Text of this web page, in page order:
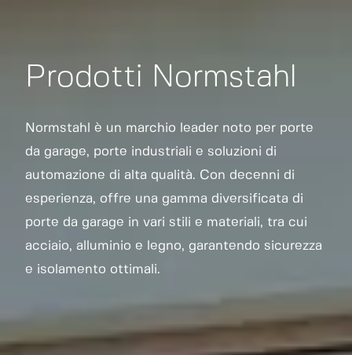
Prodotti Normstahl
Normstahl è un marchio leader noto per porte
da garage, porte industriali e soluzioni di
automazione di alta qualità. Con decenni di
esperienza, offre una gamma diversificata di
porte da garage in vari stili e materiali, tra cui
acciaio, alluminio e legno, garantendo sicurezza
e isolamento ottimali.